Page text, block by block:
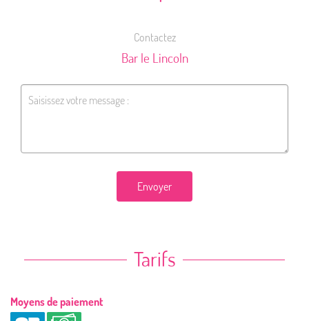
Contactez
Bar le Lincoln
Envoyer
Tarifs
Moyens de paiement